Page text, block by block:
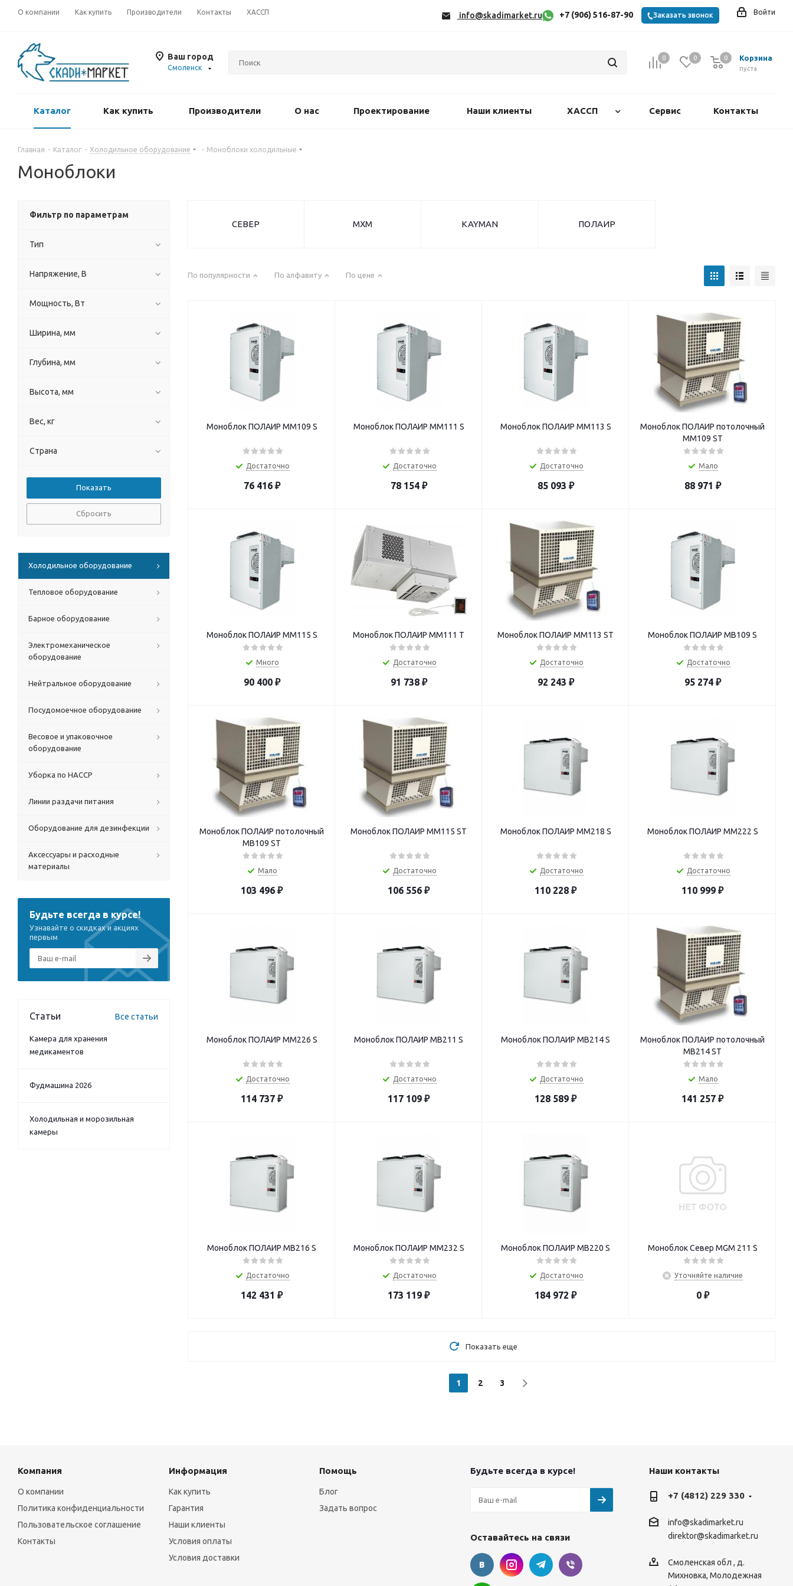
О компании Как купить Производители Контакты ХАССП Войти
info@skadimarket.ru +7 (906) 516-87-90 Заказать звонок
Ваш город
Смоленск
0 0 Корзина
0
пуста
0
Каталог Как купить Производители О нас Проектирование Наши клиенты ХАССП Сервис Контакты
Главная - Каталог - Холодильное оборудование - Моноблоки холодильные
Моноблоки
СЕВЕР МХМ KAYMAN ПОЛАИР
По популярности По алфавиту По цене
Моноблок ПОЛАИР MM109 S
Достаточно
76 416₽
Моноблок ПОЛАИР MM111 S
Достаточно
78 154₽
Моноблок ПОЛАИР MM113 S
Достаточно
85 093 ₽
Моноблок ПОЛАИР потолочный
MM109 ST
Мало
88 971 ₽
Моноблок ПОЛАИР ММ115 S
Много
90 400₽
Моноблок ПОЛАИР MM111 T
Достаточно
91 738₽
Моноблок ПОЛАИР MM113 ST
Достаточно
92 243 ₽
Моноблок ПОЛАИР MB109 S
Достаточно
95 274₽
Моноблок ПОЛАИР потолочный
MB109 ST
Мало
103 496 ₽
Моноблок ПОЛАИР MM115 ST
Достаточно
106 556 ₽
Моноблок ПОЛАИР MM218 S
Достаточно
110 228 ₽
Моноблок ПОЛАИР MM222 S
Достаточно
110 999 ₽
Моноблок ПОЛАИР MM226 S
Достаточно
114 737 ₽
Моноблок ПОЛАИР MB211 S
Достаточно
117 109 ₽
Моноблок ПОЛАИР MB214 S
Достаточно
128 589 ₽
Моноблок ПОЛАИР потолочный
MB214 ST
Мало
141 257 ₽
Моноблок ПОЛАИР MB216 S
Достаточно
142 431 ₽
Моноблок ПОЛАИР MM232 S
Достаточно
173 119 ₽
Моноблок ПОЛАИР MB220 S
Достаточно
184 972 ₽
Моноблок Север MGM 211 S
Уточняйте наличие
0₽
Показать еще
1 2 3
Фильтр по параметрам
Тип
Напряжение, В
Мощность, Вт
Ширина, мм
Глубина, мм
Высота, мм
Вес, кг
Страна
Сбросить
Холодильное оборудование
Тепловое оборудование
Барное оборудование
Электромеханическое
оборудование
Нейтральное оборудование
Посудомоечное оборудование
Весовое и упаковочное
оборудование
Уборка по HACCP
Линии раздачи питания
Оборудование для дезинфекции
Аксессуары и расходные
материалы
Будьте всегда в курсе!
Узнавайте о скидках и акциях
первым
Статьи Все статьи
Камера для хранения
медикаментов
Фудмашина 2026
Холодильная и морозильная
камеры
Компания
О компании
Политика конфиденциальности
Пользовательское соглашение
Контакты
Информация
Как купить
Гарантия
Наши клиенты
Условия оплаты
Условия доставки
Помощь
Блог
Задать вопрос
Будьте всегда в курсе!
Оставайтесь на связи
Наши контакты
+7 (4812) 229 330
info@skadimarket.ru
direktor@skadimarket.ru
Смоленская обл , д.
Михновка, Молодежная